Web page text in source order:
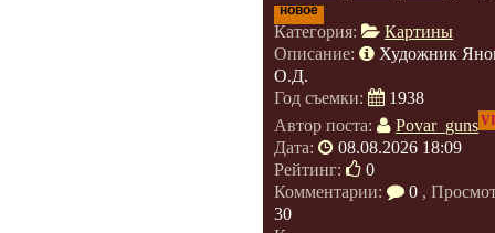
новое
Категория:
Картины
Описание:
Художник
О.Д.
Год съемки:
1938
Автор поста:
Povar_guns
Дата:
08.08.2026 18:09
Рейтинг:
0
Комментарии:
0 ,
30